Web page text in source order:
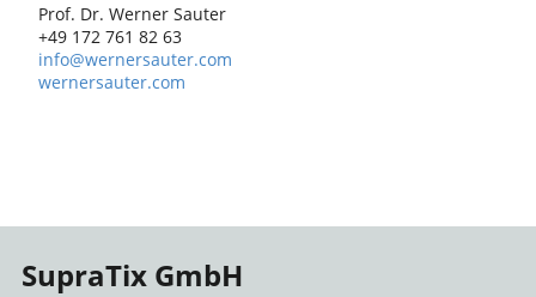
Prof. Dr. Werner Sauter
+49 172 761 82 63
info@wernersauter.com
wernersauter.com
SupraTix GmbH